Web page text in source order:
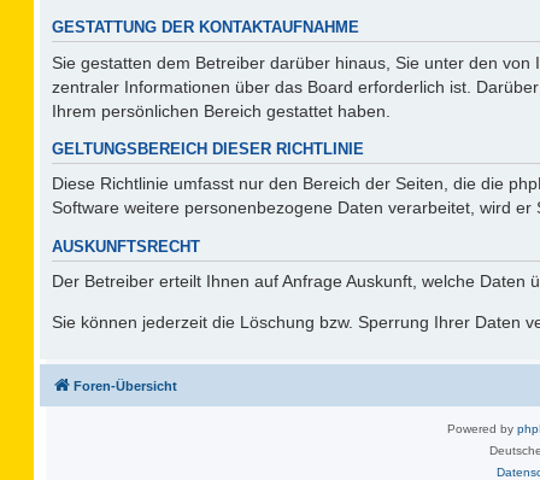
GESTATTUNG DER KONTAKTAUFNAHME
Sie gestatten dem Betreiber darüber hinaus, Sie unter den
zentraler Informationen über das Board erforderlich ist.
Ihrem persönlichen Bereich gestattet haben.
GELTUNGSBEREICH DIESER RICHTLINIE
Diese Richtlinie umfasst nur den Bereich der Seiten, die die
Software weitere personenbezogene Daten verarbeitet, wird
AUSKUNFTSRECHT
Der Betreiber erteilt Ihnen auf Anfrage Auskunft, welche Daten
Sie können jederzeit die Löschung bzw. Sperrung Ihrer Daten
Foren-Übersicht
Powered by